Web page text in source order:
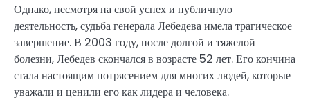
Однако, несмотря на свой успех и публичную
деятельность, судьба генерала Лебедева имела трагическое
завершение. В 2003 году, после долгой и тяжелой
болезни, Лебедев скончался в возрасте 52 лет. Его кончина
стала настоящим потрясением для многих людей, которые
уважали и ценили его как лидера и человека.